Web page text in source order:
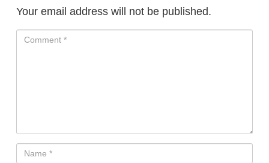
Your email address will not be published.